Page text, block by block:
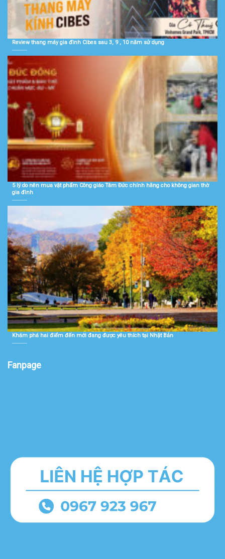
Review thang máy gia đình Cibes sau 3, 9 , 10 năm sử dụng
5 lý do nên mua vật phẩm Công giáo Tâm Đức chính hãng cho không gian thờ
gia đình
Khám phá hai điểm đến mới đang được yêu thích tại Nhật Bản
Fanpage